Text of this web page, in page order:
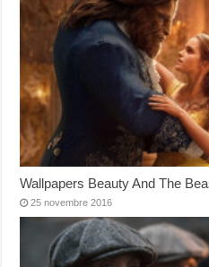
Wallpapers Beauty And The
25 novembre 2016